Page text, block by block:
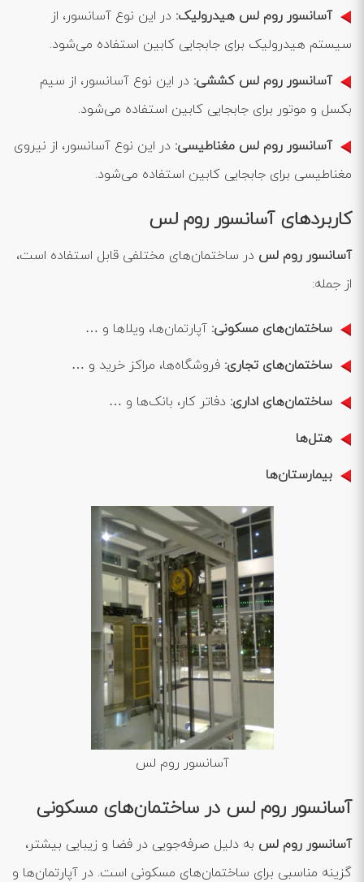
آسانسور روم لس هیدرولیک: در این نوع آسانسور، از
سیستم هیدرولیک برای جابجایی کابین استفاده می‌شود.
آسانسور روم لس کششی: در این نوع آسانسور، از سیم
بکسل و موتور برای جابجایی کابین استفاده می‌شود.
آسانسور روم لس مغناطیسی: در این نوع آسانسور، از نیروی
مغناطیسی برای جابجایی کابین استفاده می‌شود.
کاربردهای آسانسور روم لس
آسانسور روم لس در ساختمان‌های مختلفی قابل استفاده است،
از جمله:
ساختمان‌های مسکونی: آپارتمان‌ها، ویلاها و …
ساختمان‌های تجاری: فروشگاه‌ها، مراکز خرید و …
ساختمان‌های اداری: دفاتر کار، بانک‌ها و …
هتل‌ها
بیمارستان‌ها
آسانسور روم لس
آسانسور روم لس در ساختمان‌های مسکونی
آسانسور روم لس به دلیل صرفه‌جویی در فضا و زیبایی بیشتر،
گزینه مناسبی برای ساختمان‌های مسکونی است. در آپارتمان‌ها و